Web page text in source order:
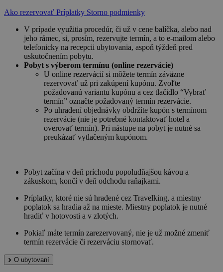
Ako rezervovať Príplatky Storno podmienky
V prípade využitia procedúr, či už v cene balíčka, alebo nad
jeho rámec, si, prosím, rezervujte termín, a to e-mailom alebo
telefonicky na recepcii ubytovania, aspoň týždeň pred
uskutočnením pobytu.
Pobyt s výberom termínu (online rezervácie)
U online rezervácií si môžete termín záväzne
rezervovať už pri zakúpení kupónu. Zvoľte
požadovanú variantu kupónu a cez tlačidlo “Vybrať
termín” označte požadovaný termín rezervácie.
Po uhradení objednávky obdržíte kupón s termínom
rezervácie (nie je potrebné kontaktovať hotel a
overovať termín). Pri nástupe na pobyt je nutné sa
preukázať vytlačeným kupónom.
Pobyt začína v deň príchodu popoludňajšou kávou a
zákuskom, končí v deň odchodu raňajkami.
Príplatky, ktoré nie sú hradené cez Travelking, a miestny
poplatok sa hradia až na mieste. Miestny poplatok je nutné
hradiť v hotovosti a v zlotých.
Pokiaľ máte termín zarezervovaný, nie je už možné zmeniť
termín rezervácie či rezerváciu stornovať.
O ubytovaní